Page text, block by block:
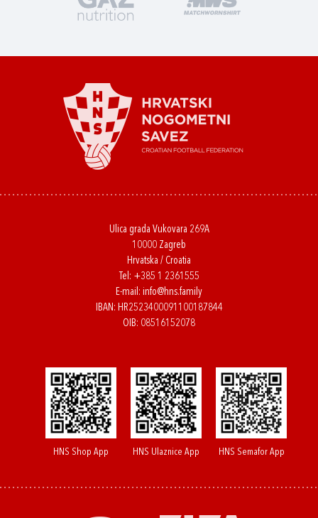
Ulica grada Vukovara 269A
10000 Zagreb
Hrvatska / Croatia
Tel: +385 1 2361555
E-mail: info@hns.family
IBAN: HR2523400091100187844
OIB: 08516152078
HNS Shop App HNS Ulaznice App HNS Semafor App